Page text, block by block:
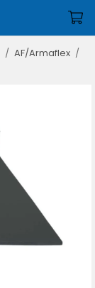
/ AF/Armaflex /